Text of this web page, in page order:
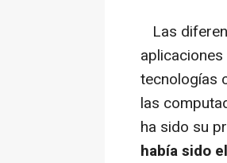
Las
tecnologías
las
ha sido su
había sido